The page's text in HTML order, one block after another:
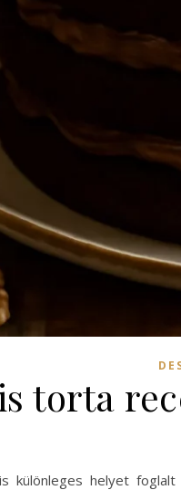
torta
különleges helyet